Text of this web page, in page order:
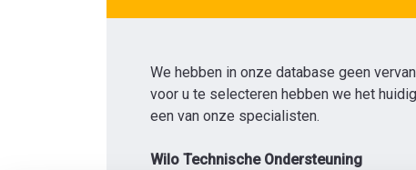
We hebben in onze database geen
voor u te selecteren hebben we het
een van onze specialisten.
Wilo Technische Ondersteuning